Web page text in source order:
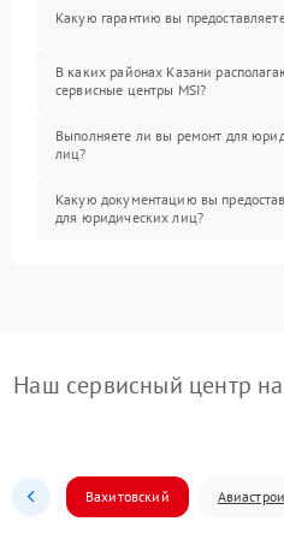
Какую гарантию вы
В каких районах Казани
сервисные центры MSI?
Выполняете ли вы ремонт для
лиц?
Какую документацию вы
для юридических лиц?
Наш сервисный центр
Вахитовский